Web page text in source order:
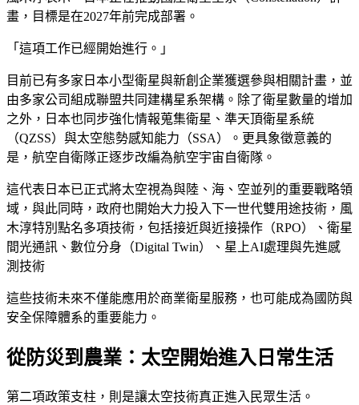
畫，目標是在2027年前完成部署。
「這項工作已經開始進行。」
目前已有多家日本小型衛星與新創企業獲選參與相關計畫，並
由多家公司組成聯盟共同建構星系架構。除了衛星數量的增加
之外，日本也同步強化情報蒐集衛星、準天頂衛星系統
（QZSS）與太空態勢感知能力（SSA）。更具象徵意義的
是，航空自衛隊正逐步改編為航空宇宙自衛隊。
這代表日本已正式將太空視為與陸、海、空並列的重要戰略領
域，與此同時，政府也開始大力投入下一世代雙用途技術，風
木淳特別點名多項技術，包括接近與近接操作（RPO）、衛星
間光通訊、數位分身（Digital Twin）、星上AI處理與先進感
測技術
這些技術未來不僅能應用於商業衛星服務，也可能成為國防與
安全保障體系的重要能力。
從防災到農業：太空開始進入日常生活
第二項政策支柱，則是讓太空技術真正進入民眾生活。